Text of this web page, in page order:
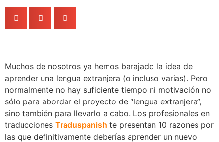
Muchos de nosotros ya hemos barajado la idea de
aprender una lengua extranjera (o incluso varias). Pero
normalmente no hay suficiente tiempo ni motivación no
sólo para abordar el proyecto de “lengua extranjera”,
sino también para llevarlo a cabo. Los profesionales en
traducciones Traduspanish te presentan 10 razones por
las que definitivamente deberías aprender un nuevo